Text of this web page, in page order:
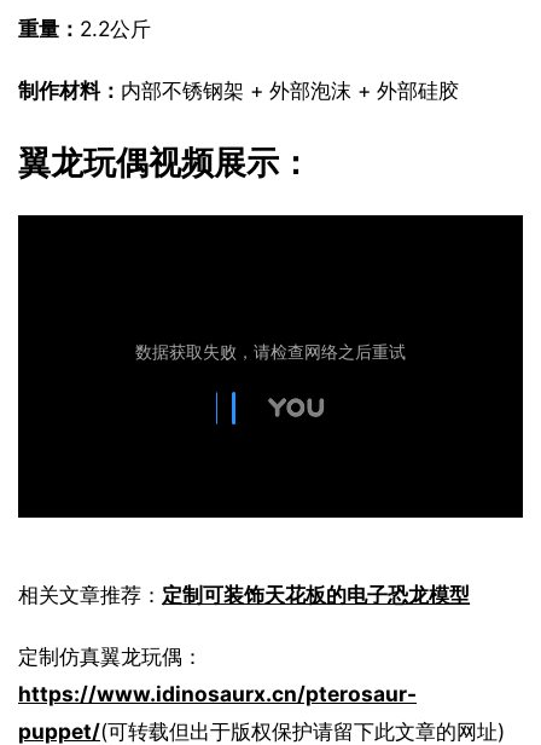
重量： 2.2公斤
制作材料： 内部不锈钢架 + 外部泡沫 + 外部硅胶
翼龙玩偶视频展示：
相关文章推荐： 定制可装饰天花板的电子恐龙模型
定制仿真翼龙玩偶：
https://www.idinosaurx.cn/pterosaur-
puppet/(可转载但出于版权保护请留下此文章的网址)